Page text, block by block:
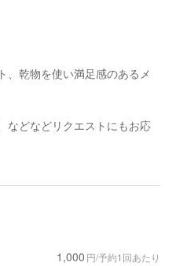
、乾物を使い満足感のあるメ
などなどリクエストにもお応
1,000 円/予約1回あたり